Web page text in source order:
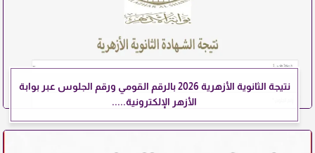
نتيجة الثانوية الأزهرية 2026 بالرقم القومي ورقم الجلوس عبر بوابة
الأزهر الإلكترونية.....